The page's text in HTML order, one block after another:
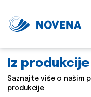
Iz produkcije
Saznajte više o našim
produkcije